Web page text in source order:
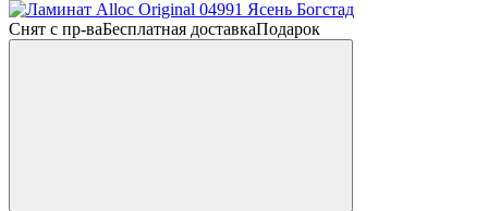
Снят с пр-ваБесплатная доставкаПодарок